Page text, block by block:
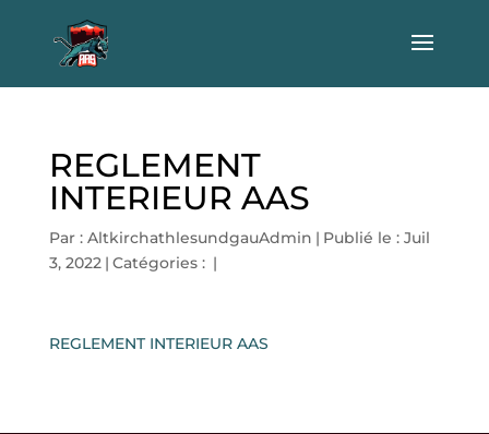
REGLEMENT
INTERIEUR AAS
Par : AltkirchathlesundgauAdmin | Publié le : Juil
3, 2022 | Catégories : |
REGLEMENT INTERIEUR AAS